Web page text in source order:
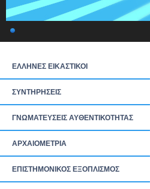
ΕΛΛΗΝΕΣ ΕΙΚΑΣΤΙΚΟΙ
ΣΥΝΤΗΡΗΣΕΙΣ
ΓΝΩΜΑΤΕΥΣΕΙΣ ΑΥΘΕΝΤΙΚΟΤΗΤΑΣ
ΑΡΧΑΙΟΜΕΤΡΙΑ
ΕΠΙΣΤΗΜΟΝΙΚΟΣ ΕΞΟΠΛΙΣΜΟΣ